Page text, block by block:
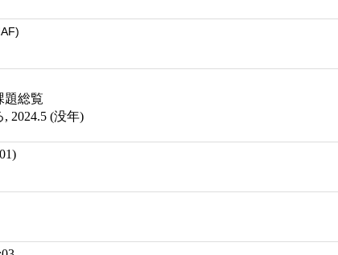
題総覧
2024.5 (没年)